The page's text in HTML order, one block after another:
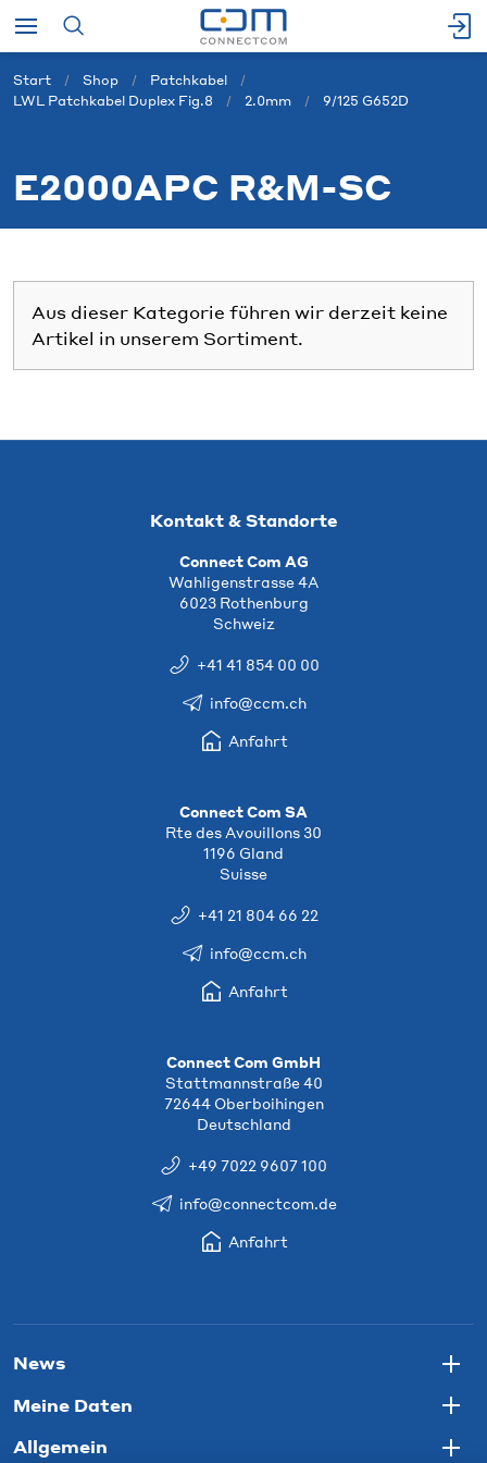
Start Shop
Patchkabel
LWL Patchkabel Duplex Fig.8
2.0mm 9/125 G652D
E2000APC R&M-SC
Aus dieser Kategorie führen wir derzeit keine
Artikel in unserem Sortiment.
Kontakt & Standorte
Connect Com AG
Wahligenstrasse 4A
6023 Rothenburg
Schweiz
+41 41 854 00 00
info@ccm.ch
Anfahrt
Connect Com SA
Rte des Avouillons 30
1196 Gland
Suisse
+41 21 804 66 22
info@ccm.ch
Anfahrt
Connect Com GmbH
Stattmannstraße 40
72644 Oberboihingen
Deutschland
+49 7022 9607 100
info@connectcom.de
Anfahrt
News
Meine Daten
Allgemein